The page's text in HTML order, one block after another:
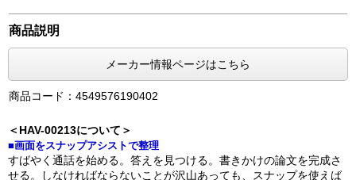
商品説明
メーカー情報ページはこちら
商品コード：4549576190402
＜HAV-00213について＞
■画面をスナップアシストで整理
すばやく通話を始める。答えを見つける。書きかけの論文を完成さ
せる。しなければならないことが沢山あっても、スナップを使えば